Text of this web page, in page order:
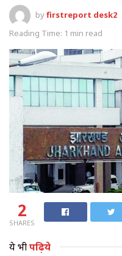
byfirstreport desk2
Reading Time: 1 min read
2
SHARES
ये भीपढ़िये